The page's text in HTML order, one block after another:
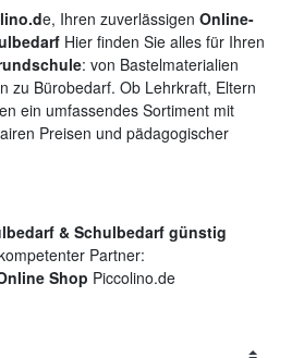
e, Ihren zuverlässigen Online-
Hier finden Sie alles für Ihren
: von Bastelmaterialien
zu Bürobedarf. Ob Lehrkraft, Eltern
ein umfassendes Sortiment mit
Preisen und pädagogischer
& Schulbedarf günstig
Partner:
Shop Piccolino.de